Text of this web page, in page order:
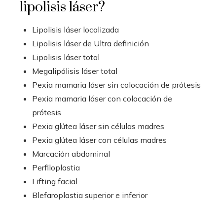
lipolisis láser?
Lipolisis láser localizada
Lipolisis láser de Ultra definición
Lipolisis láser total
Megalipólisis láser total
Pexia mamaria láser sin colocación de prótesis
Pexia mamaria láser con colocación de
prótesis
Pexia glútea láser sin células madres
Pexia glútea láser con células madres
Marcación abdominal
Perfiloplastia
Lifting facial
Blefaroplastia superior e inferior